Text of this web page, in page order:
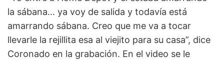
la sábana… ya voy de salida y todavía está
amarrando sábana. Creo que me va a tocar
llevarle la rejillita esa al viejito para su casa”, dice
Coronado en la grabación. En el video se le